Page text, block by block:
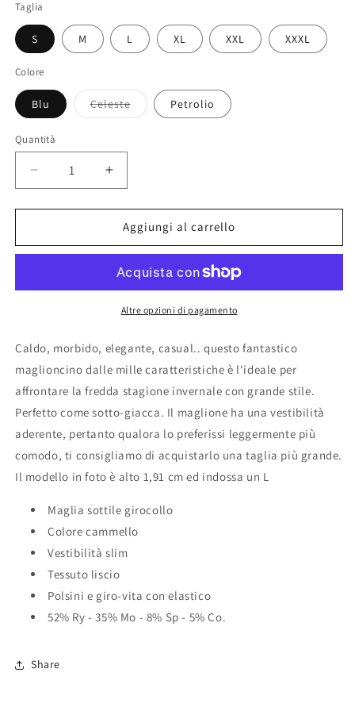
Taglia
S M L XL XXL XXXL
Colore
Blu CelesteVariante
esaurita
Petrolio
Quantità
Diminuisci
quantità
per
BASIC
Aumenta
quantità
per
GIROCOLLO
BASIC
Aggiungi al carrello
Altre opzioni di pagamento
Caldo, morbido, elegante, casual.. questo fantastico
maglioncino dalle mille caratteristiche è l'ideale per
affrontare la fredda stagione invernale con grande stile.
Perfetto come sotto-giacca. Il maglione ha una vestibilità
aderente, pertanto qualora lo preferissi leggermente più
comodo, ti consigliamo di acquistarlo una taglia più grande.
Il modello in foto è alto 1,91 cm ed indossa un L
Maglia sottile girocollo
Colore cammello
Vestibilità slim
Tessuto liscio
Polsini e giro-vita con elastico
52% Ry - 35% Mo - 8% Sp - 5% Co.
Share